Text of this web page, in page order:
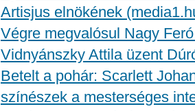
Artisjus elnökének
Végre megvalósul Nagy
Vidnyánszky Attila üzent
Betelt a pohár: Scarlett
színészek a mesterséges